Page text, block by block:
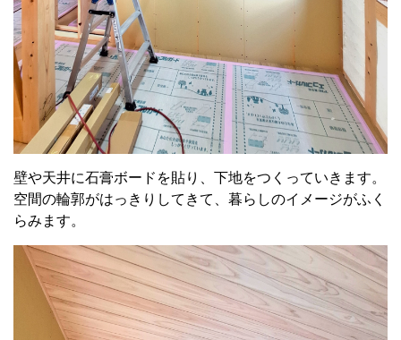
壁や天井に石膏ボードを貼り、下地をつくっていきます。
空間の輪郭がはっきりしてきて、暮らしのイメージがふく
らみます。